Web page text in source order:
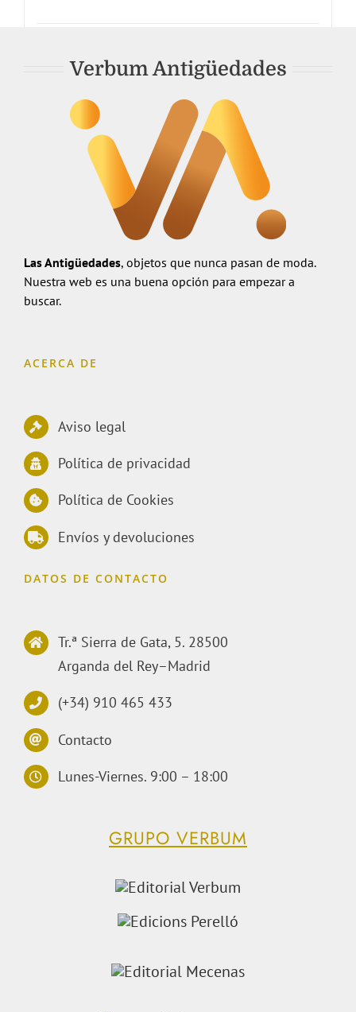
Verbum Antigüedades
Las Antigüedades, objetos que nunca pasan de moda.
Nuestra web es una buena opción para empezar a
buscar.
ACERCA DE
Aviso legal
Política de privacidad
Política de Cookies
Envíos y devoluciones
DATOS DE CONTACTO
Tr.ª Sierra de Gata, 5. 28500
Arganda del Rey–Madrid
(+34) 910 465 433
Contacto
Lunes-Viernes. 9:00 – 18:00
GRUPO VERBUM